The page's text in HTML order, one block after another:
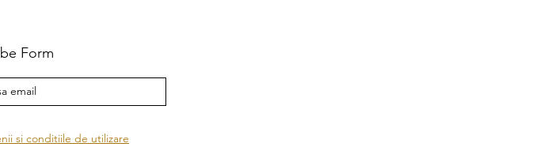
Form
si conditiile de utilizare